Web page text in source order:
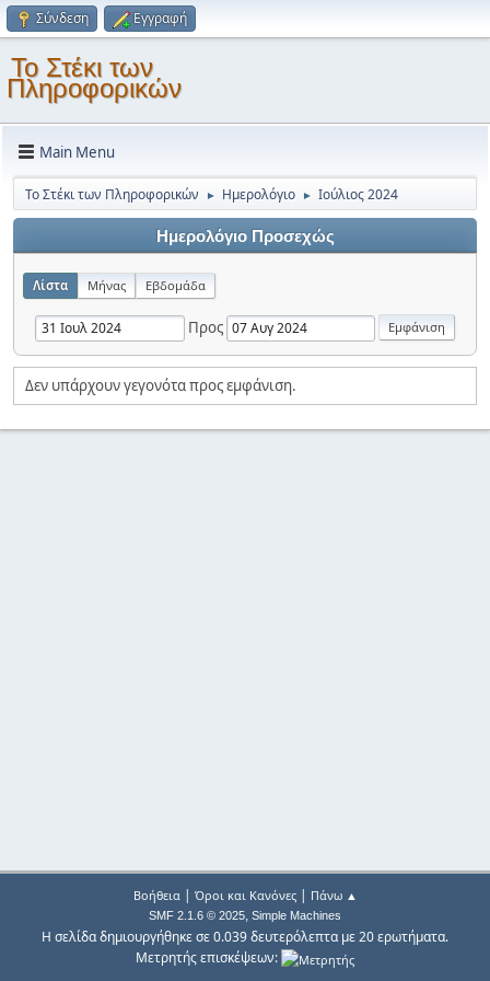
Σύνδεση Εγγραφή
Το Στέκι των
Πληροφορικών
Main Menu
Το Στέκι των Πληροφορικών ► Ημερολόγιο ► Ιούλιος 2024
Ημερολόγιο Προσεχώς
Λίστα Μήνας Εβδομάδα
Προς
Δεν υπάρχουν γεγονότα προς εμφάνιση.
Βοήθεια| Όροι και Κανόνες| Πάνω ▲
SMF 2.1.6 © 2025, Simple Machines
Η σελίδα δημιουργήθηκε σε 0.039 δευτερόλεπτα με 20 ερωτήματα.
Μετρητής επισκέψεων: